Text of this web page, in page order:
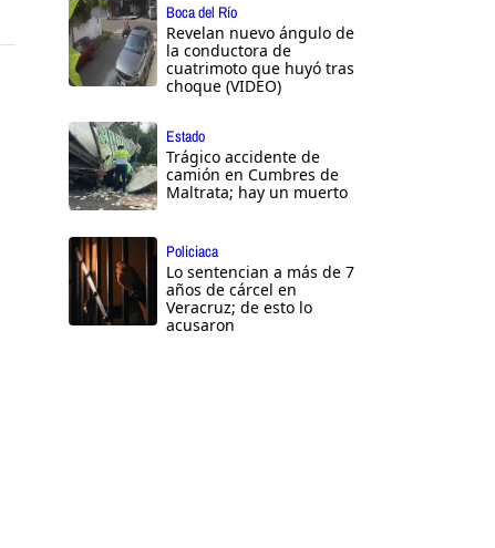
Boca del Río
Revelan nuevo ángulo de
la conductora de
cuatrimoto que huyó tras
choque (VIDEO)
Estado
Trágico accidente de
camión en Cumbres de
Maltrata; hay un muerto
Policiaca
Lo sentencian a más de 7
años de cárcel en
Veracruz; de esto lo
acusaron